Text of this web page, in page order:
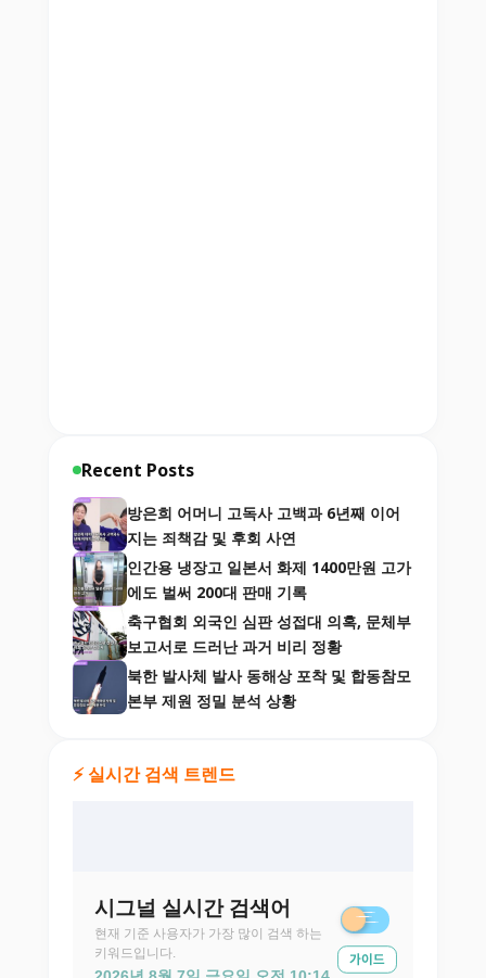
Recent Posts
방은희 어머니 고독사 고백과 6년째 이어
지는 죄책감 및 후회 사연
인간용 냉장고 일본서 화제 1400만원 고가
에도 벌써 200대 판매 기록
축구협회 외국인 심판 성접대 의혹, 문체부
보고서로 드러난 과거 비리 정황
북한 발사체 발사 동해상 포착 및 합동참모
본부 제원 정밀 분석 상황
⚡ 실시간 검색 트렌드